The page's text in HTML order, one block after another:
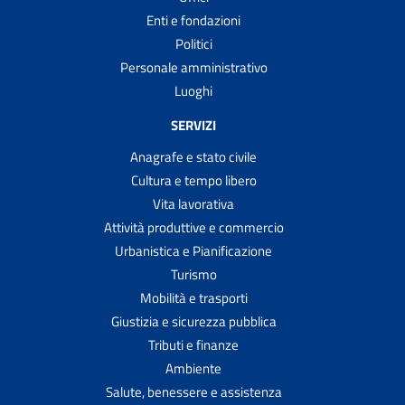
Enti e fondazioni
Politici
Personale amministrativo
Luoghi
SERVIZI
Anagrafe e stato civile
Cultura e tempo libero
Vita lavorativa
Attività produttive e commercio
Urbanistica e Pianificazione
Turismo
Mobilità e trasporti
Giustizia e sicurezza pubblica
Tributi e finanze
Ambiente
Salute, benessere e assistenza